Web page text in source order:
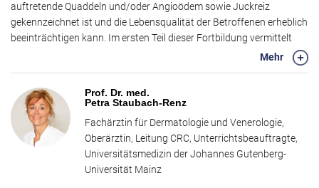
auftretende Quaddeln und/oder Angioödem sowie Juckreiz
gekennzeichnet ist und die Lebensqualität der Betroffenen erheblich
beeinträchtigen kann. Im ersten Teil dieser Fortbildung vermittelt
Frau Prof. Staubach aktuelle Erkenntnisse zur Pathophysiologie der
Blick in die Zukunft. Dabei legt er ein besonderes Augenmerk auf
neue Therapieansätze, das Krankheitsmanagement und die
Bedeutung einer individualisierten Patientenversorgung.
Ziel dieser Fortbildung ist es, Ihnen praxisorientierte Strategien an
Mehr
Prof. Dr. med.
Petra Staubach-Renz
Fachärztin für Dermatologie und Venerologie,
Oberärztin, Leitung CRC, Unterrichtsbeauftragte,
Universitätsmedizin der Johannes Gutenberg-
Universität Mainz